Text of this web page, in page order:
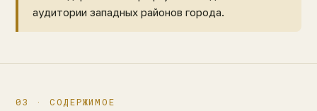
аудитории западных районов города.
03 · СОДЕРЖИМОЕ